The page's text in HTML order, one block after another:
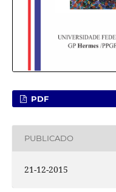
PDF
PUBLICADO
21-12-2015